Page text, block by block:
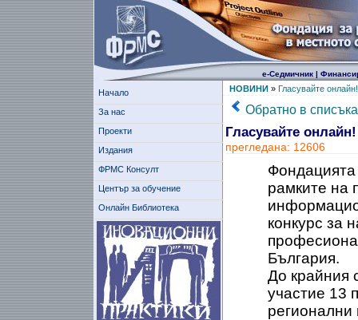
е-Седмичник|
Начало
За нас
Проекти
Издания
ФРМС Консулт
Център за обучение
Онлайн Библиотека
НОВИНИ» Гласувайте онлайн!
Обратно в списъка
Гласувайте онлайн!
прегледана: 12606
рамките на
конкурс за
България.
До крайния
участие 13